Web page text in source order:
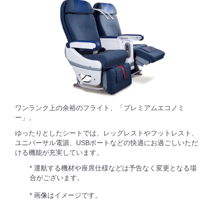
ワンランク上の余裕のフライト、「プレミアムエコノミ
ー」。
ゆったりとしたシートでは、レッグレストやフットレスト、
ユニバーサル電源、USBポートなどの快適にお過ごしいただ
ける機能が充実しています。
* 運航する機材や座席仕様などは予告なく変更となる場
合がございます。
* 画像はイメージです。